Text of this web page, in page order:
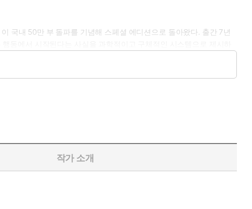
국내 50만 부 돌파를 기념해 스페셜 에디션으로 돌아왔다. 출간 7년
얼굴 뼈가 30조각이 났고, 왼쪽 눈이 튀어나와 실명 위기까지 왔으며,
하자고 마음먹는다. 그 후 매일 걷기 연습을 해서 6개월 만에 운동을
전히 달라져야 한다. 이 책에서는 이 네 가지 법칙을 바탕으로 어떻게
지, 저자가 제안하는 방법으로 매일 조금씩 좋은 습관을 만든다면 무
작가 소개